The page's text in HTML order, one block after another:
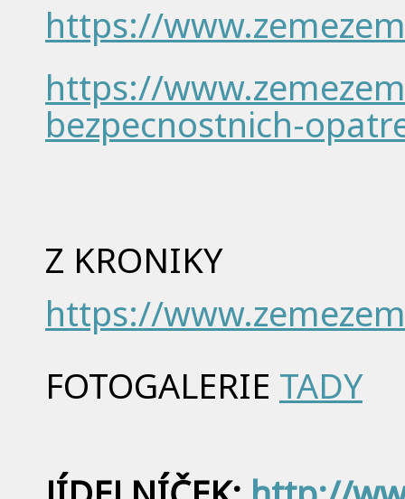
https://
https://
bezpecnostnich-
Z KRONIKY
https://
FOTOGALERIE TADY